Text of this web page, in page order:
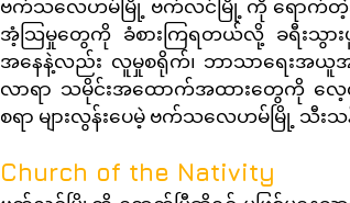
ဗက်သလေဟမ်မြို့ ဗက်လင်မြို့ ကို ရောက်တဲ့အ
အံ့သြမှုတွေကို ခံစားကြရတယ်လို့ ခရီးသွား
အနေနဲ့လည်း လူမှုစရိုက်၊ ဘာသာရေးအယူ
လာရာ သမိုင်းအထောက်အထားတွေကို လေ့
စရာ များလွန်းပေမဲ့ ဗက်သလေဟမ်မြို့ သီးသ
Church of the Nativity